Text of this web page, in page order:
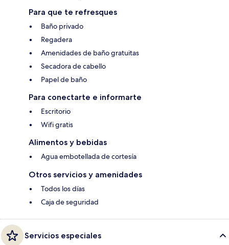
Para que te refresques
Baño privado
Regadera
Amenidades de baño gratuitas
Secadora de cabello
Papel de baño
Para conectarte e informarte
Escritorio
Wifi gratis
Alimentos y bebidas
Agua embotellada de cortesía
Otros servicios y amenidades
Todos los días
Caja de seguridad
Servicios especiales